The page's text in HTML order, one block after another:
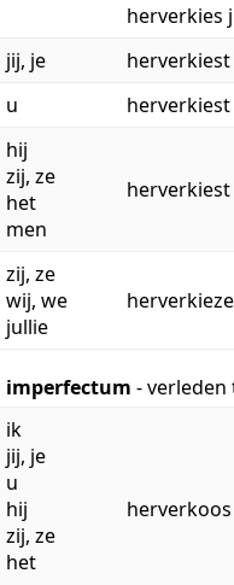
herverkies
jij, je
herverkiest
u
herverkiest
hij
zij, ze
het
men
herverkiest
zij, ze
wij, we
jullie
imperfectum - verleden
ik
jij, je
u
hij
zij, ze
het
herverkoos